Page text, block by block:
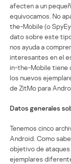
afecten a un
equivocamos. No
the-Mobile (o
dato sobre este
nos ayuda a
interesantes en el
in-the-Mobile tiene
los nuevos
de ZitMo para
Datos generales
Tenemos cinco
Android. Como
objetivo de
ejemplares